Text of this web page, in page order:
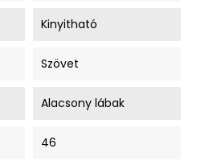
Kinyitható
Szövet
Alacsony lábak
46